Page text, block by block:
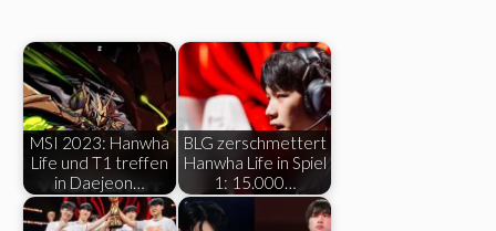
MSI 2023: Hanwha
Life und T1 treffen
in Daejeon…
BLG zerschmettert
Hanwha Life in Spiel
1: 15.000…